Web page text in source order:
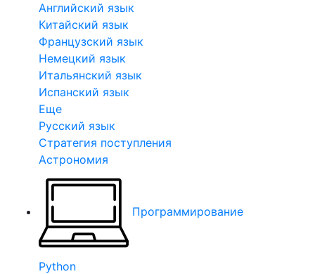
Английский язык
Китайский язык
Французский язык
Немецкий язык
Итальянский язык
Испанский язык
Еще
Русский язык
Стратегия поступления
Астрономия
Программирование
Python